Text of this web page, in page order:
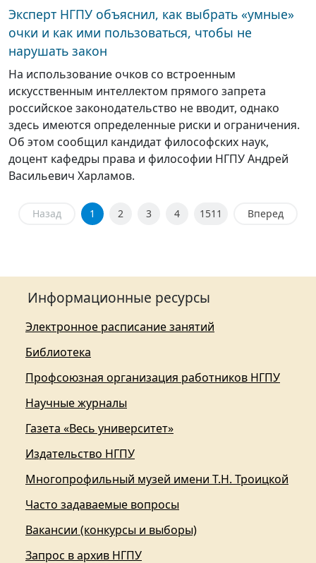
Эксперт НГПУ объяснил, как выбрать «умные»
очки и как ими пользоваться, чтобы не
нарушать закон
На использование очков со встроенным
искусственным интеллектом прямого запрета
российское законодательство не вводит, однако
здесь имеются определенные риски и ограничения.
Об этом сообщил кандидат философских наук,
доцент кафедры права и философии НГПУ Андрей
Васильевич Харламов.
Назад 1 2 3 4 1511 Вперед
Информационные ресурсы
Электронное расписание занятий
Библиотека
Профсоюзная организация работников НГПУ
Научные журналы
Газета «Весь университет»
Издательство НГПУ
Многопрофильный музей имени Т.Н. Троицкой
Часто задаваемые вопросы
Вакансии (конкурсы и выборы)
Запрос в архив НГПУ